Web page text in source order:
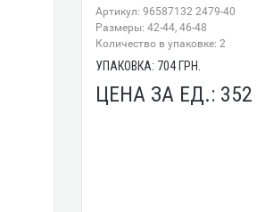
Артикул: 96587132 2479-40
Размеры: 42-44, 46-48
Количество в упаковке: 2
УПАКОВКА: 704 ГРН.
ЦЕНА ЗА ЕД.: 352